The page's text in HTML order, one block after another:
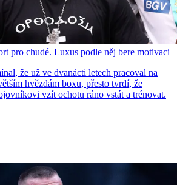
pro chudé. Luxus podle něj bere motivaci
že už ve dvanácti letech pracoval na
hvězdám boxu, přesto tvrdí, že
vzít ochotu ráno vstát a trénovat.